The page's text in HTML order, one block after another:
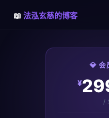
📖 法泓玄慈的博客
💎 会
¥
/